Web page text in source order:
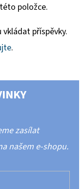
položce.
příspěvky.
.
zasílat
našem e-shopu.